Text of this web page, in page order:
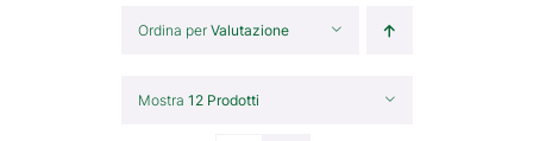
Ordina perValutazione
Mostra 12 Prodotti